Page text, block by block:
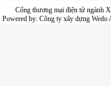
Cổng thương mại điện tử ngành
Powered by: Công ty xây dựngWedo